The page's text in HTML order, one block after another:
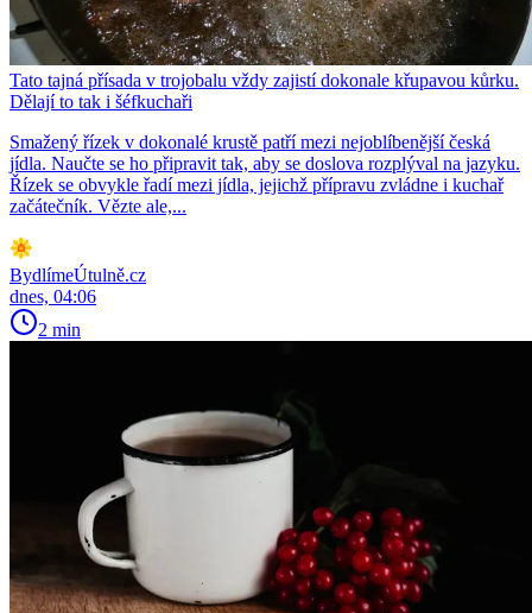
Tato tajná přísada v trojobalu vždy zajistí dokonale křupavou kůrku.
Dělají to tak i šéfkuchaři
Smažený řízek v dokonalé krustě patří mezi nejoblíbenější česká
jídla. Naučte se ho připravit tak, aby se doslova rozplýval na jazyku.
Řízek se obvykle řadí mezi jídla, jejichž přípravu zvládne i kuchař
začátečník. Vězte ale,...
BydlímeÚtulně.cz
dnes, 04:06
2 min